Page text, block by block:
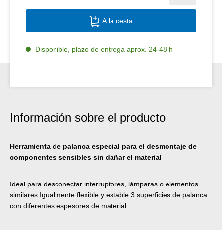
A la cesta
Disponible, plazo de entrega aprox. 24-48 h
Información sobre el producto
Herramienta de palanca especial para el desmontaje de
componentes sensibles sin dañar el material
Ideal para desconectar interruptores, lámparas o elementos
similares Igualmente flexible y estable 3 superficies de palanca
con diferentes espesores de material